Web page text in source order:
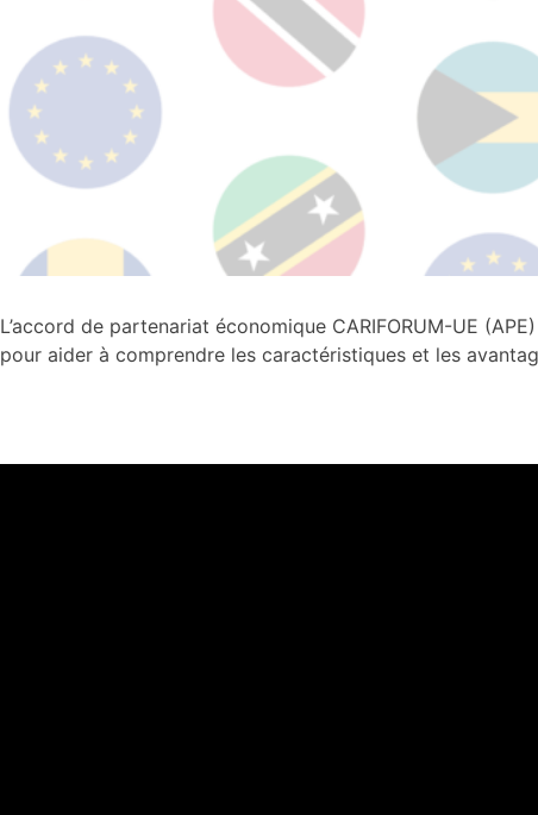
L’accord de partenariat économique CARIFORUM-UE
pour aider à comprendre les caractéristiques et les